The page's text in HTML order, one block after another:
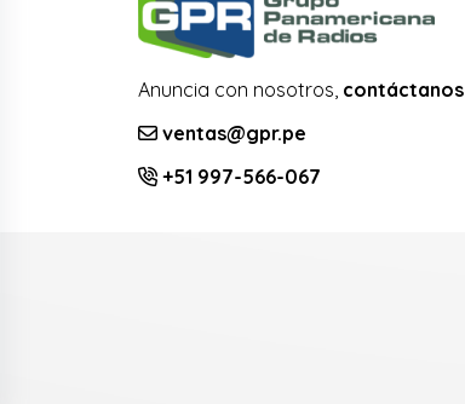
Anuncia con nosotros, contáctanos
ventas@gpr.pe
+51 997-566-067